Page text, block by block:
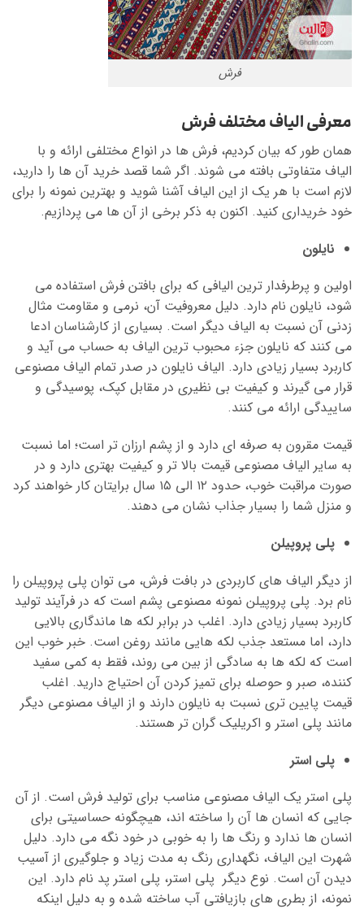
فرش
معرفی الیاف مختلف فرش
همان طور که بیان کردیم، فرش ها در انواع مختلفی ارائه و با
الیاف متفاوتی بافته می شوند. اگر شما قصد خرید آن ها را دارید،
لازم است با هر یک از این الیاف آشنا شوید و بهترین نمونه را برای
خود خریداری کنید. اکنون به ذکر برخی از آن ها می پردازیم.
نایلون
اولین و پرطرفدار ترین الیافی که برای بافتن فرش استفاده می
شود، نایلون نام دارد. دلیل معروفیت آن، نرمی و مقاومت مثال
زدنی آن نسبت به الیاف دیگر است. بسیاری از کارشناسان ادعا
می کنند که نایلون جزء محبوب ترین الیاف به حساب می آید و
کاربرد بسیار زیادی دارد. الیاف نایلون در صدر تمام الیاف مصنوعی
قرار می گیرند و کیفیت بی نظیری در مقابل کپک، پوسیدگی و
ساییدگی ارائه می کنند.
قیمت مقرون به صرفه ای دارد و از پشم ارزان تر است؛ اما نسبت
به سایر الیاف مصنوعی قیمت بالا تر و کیفیت بهتری دارد و در
صورت مراقبت خوب، حدود ۱۲ الی ۱۵ سال برایتان کار خواهند کرد
و منزل شما را بسیار جذاب نشان می دهند.
پلی پروپیلن
از دیگر الیاف های کاربردی در بافت فرش، می توان پلی پروپیلن را
نام برد. پلی پروپیلن نمونه مصنوعی پشم است که در فرآیند تولید
کاربرد بسیار زیادی دارد. اغلب در برابر لکه ها ماندگاری بالایی
دارد، اما مستعد جذب لکه هایی مانند روغن است. خبر خوب این
است که لکه ها به سادگی از بین می روند، فقط به کمی سفید
کننده، صبر و حوصله برای تمیز کردن آن احتیاج دارید. اغلب
قیمت پایین تری نسبت به نایلون دارند و از الیاف مصنوعی دیگر
مانند پلی استر و اکریلیک گران تر هستند.
پلی استر
پلی استر یک الیاف مصنوعی مناسب برای تولید فرش است. از آن
جایی که انسان ها آن را ساخته اند، هیچگونه حساسیتی برای
انسان ها ندارد و رنگ ها را به خوبی در خود نگه می دارد. دلیل
شهرت این الیاف، نگهداری رنگ به مدت زیاد و جلوگیری از آسیب
دیدن آن است. نوع دیگر پلی استر، پلی استر پد نام دارد. این
نمونه، از بطری های بازیافتی آب ساخته شده و به دلیل اینکه